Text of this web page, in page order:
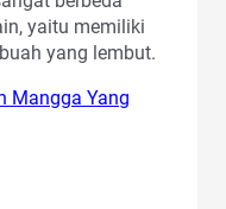
yaitu memiliki
yang lembut.
Mangga Yang